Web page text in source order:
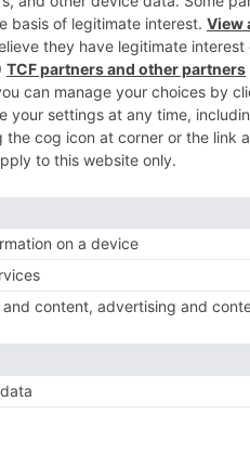
horas, en Aula de
previa al evento en el
Licenciado en Derecho por
de Burgos. Desde enero
uno de su
de magistrado por
e Instrucción en
en Barcelona